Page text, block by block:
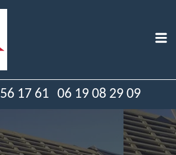
17 61 06 19 08 29 09